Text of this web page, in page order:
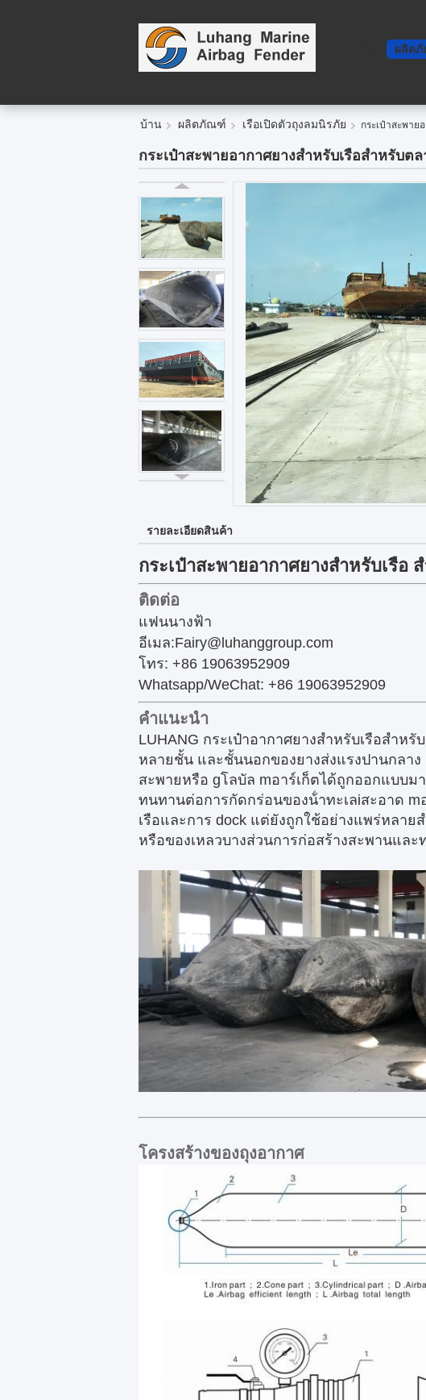
ผลิต
บ้าน ผลิตภัณฑ์ เรือเปิดตัวถุงลมนิรภัย กระเป๋าสะพาย
กระเป๋าสะพายอากาศยางสําหรับเรือสําหรับต
รายละเอียดสินค้า
กระเป๋าสะพายอากาศยางสําหรับเรือ
ติดต่อ
แฟนนางฟ้า
อีเมล:Fairy@luhanggroup.com
โทร: +86 19063952909
Whatsapp/WeChat: +86 19063952909
คําแนะนํา
LUHANG กระเป๋าอากาศยางสําหรับเรือสําหรั
หลายชั้น และชั้นนอกของยางส่งแรงปานกลาง
สะพายหรือ gโลบัล mอาร์เก็ตได้ถูกออกแบบม
ทนทานต่อการกัดกร่อนของน้ําทะเลiสะอาด m
เรือและการ dock แต่ยังถูกใช้อย่างแพร่หลา
หรือของเหลวบางส่วนการก่อสร้างสะพานและ
โครงสร้างของถุงอากาศ